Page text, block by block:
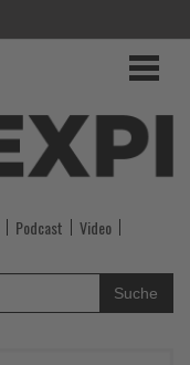
Podcast
Video
Suche